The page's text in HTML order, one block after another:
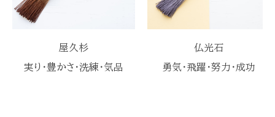
屋久杉
実り・豊かさ・洗練・気品
仏光石
勇気・飛躍・努力・成功